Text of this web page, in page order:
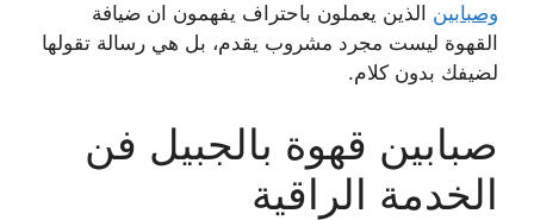
وصبابين الذين يعملون باحتراف يفهمون ان ضيافة
القهوة ليست مجرد مشروب يقدم، بل هي رسالة تقولها
لضيفك بدون كلام.
صبابين قهوة بالجبيل فن
الخدمة الراقية